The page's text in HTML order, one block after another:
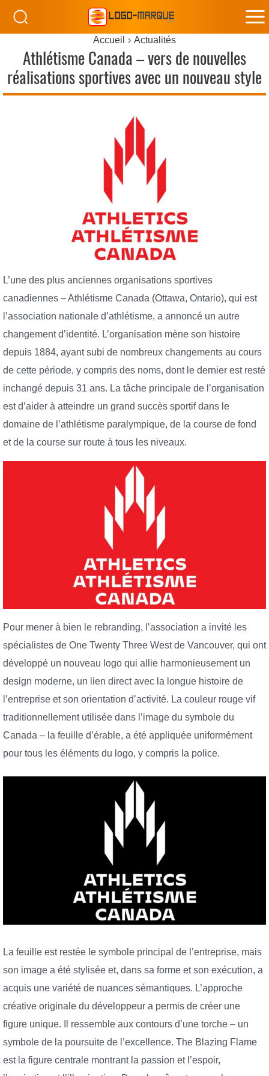
Accueil Actualités
Athlétisme Canada – vers de nouvelles
réalisations sportives avec un nouveau style
L’une des plus anciennes organisations sportives
canadiennes – Athlétisme Canada (Ottawa, Ontario), qui est
l’association nationale d’athlétisme, a annoncé un autre
changement d’identité. L’organisation mène son histoire
depuis 1884, ayant subi de nombreux changements au cours
de cette période, y compris des noms, dont le dernier est resté
inchangé depuis 31 ans. La tâche principale de l’organisation
est d’aider à atteindre un grand succès sportif dans le
domaine de l’athlétisme paralympique, de la course de fond
et de la course sur route à tous les niveaux.
Pour mener à bien le rebranding, l’association a invité les
spécialistes de One Twenty Three West de Vancouver, qui ont
développé un nouveau logo qui allie harmonieusement un
design moderne, un lien direct avec la longue histoire de
l’entreprise et son orientation d’activité. La couleur rouge vif
traditionnellement utilisée dans l’image du symbole du
Canada – la feuille d’érable, a été appliquée uniformément
pour tous les éléments du logo, y compris la police.
La feuille est restée le symbole principal de l’entreprise, mais
son image a été stylisée et, dans sa forme et son exécution, a
acquis une variété de nuances sémantiques. L’approche
créative originale du développeur a permis de créer une
figure unique. Il ressemble aux contours d’une torche – un
symbole de la poursuite de l’excellence. The Blazing Flame
est la figure centrale montrant la passion et l’espoir,